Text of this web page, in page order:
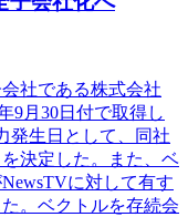
社である株式会社
9月30日付で取得し
発生日として、同社
決定した。また、ベ
に対して有す
。ベクトルを存続会